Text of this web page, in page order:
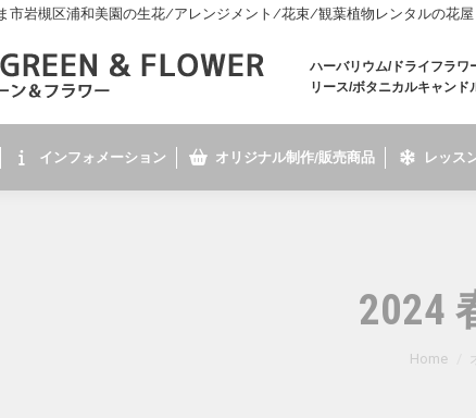
市岩槻区浦和美園の生花/アレンジメント/花束/観葉植物レンタルの花
ハーバリウム/ドライフラワ
リース/ボタニカルキャン
インフォメーション オリジナル制作/販売商品 レッス
2024
You are
Home